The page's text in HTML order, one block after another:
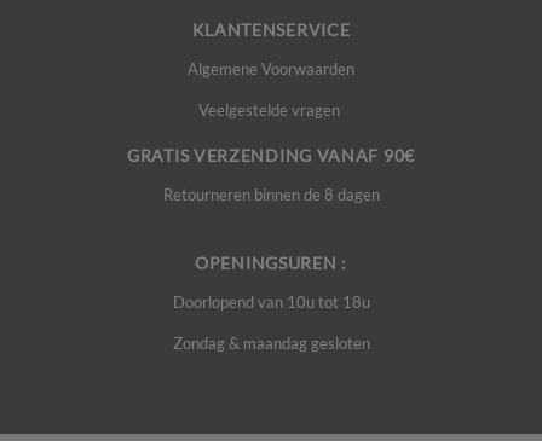
KLANTENSERVICE
Algemene Voorwaarden
Veelgestelde vragen
GRATIS VERZENDING VANAF 90€
Retourneren binnen de 8 dagen
OPENINGSUREN :
Doorlopend van 10u tot 18u
Zondag & maandag gesloten